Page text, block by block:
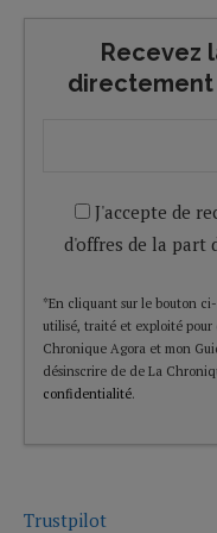
Recevez
directement
J'accepte de
d'offres de la part
*En cliquant sur le bouton
utilisé, traité et exploité
Chronique Agora et mon
désinscrire de de La
confidentialité.
Trustpilot